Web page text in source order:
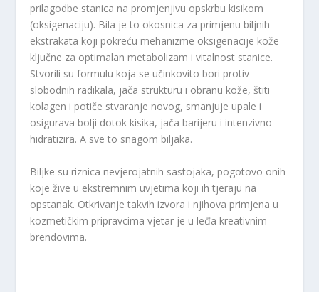
prilagodbe stanica na promjenjivu opskrbu kisikom
(oksigenaciju). Bila je to okosnica za primjenu biljnih
ekstrakata koji pokreću mehanizme oksigenacije kože
ključne za optimalan metabolizam i vitalnost stanice.
Stvorili su formulu koja se učinkovito bori protiv
slobodnih radikala, jača strukturu i obranu kože, štiti
kolagen i potiče stvaranje novog, smanjuje upale i
osigurava bolji dotok kisika, jača barijeru i intenzivno
hidratizira. A sve to snagom biljaka.
Biljke su riznica nevjerojatnih sastojaka, pogotovo onih
koje žive u ekstremnim uvjetima koji ih tjeraju na
opstanak. Otkrivanje takvih izvora i njihova primjena u
kozmetičkim pripravcima vjetar je u leđa kreativnim
brendovima.